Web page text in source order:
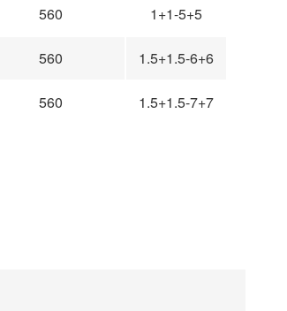
560 1+1-5+5
560 1.5+1.5-6+6
560 1.5+1.5-7+7